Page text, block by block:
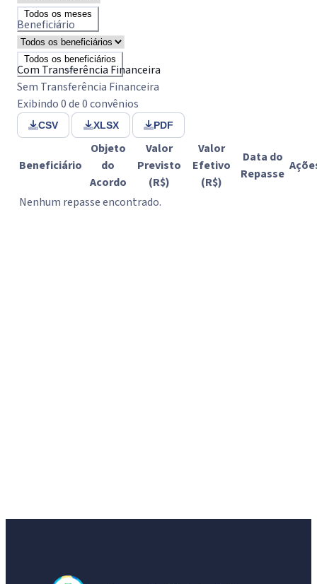
Todos os meses
Beneficiário
Todos os beneficiários
Com Transferência Financeira
Sem Transferência Financeira
Exibindo 0 de 0 convênios
CSV XLSX PDF
Beneficiário
Objeto
do
Acordo
Valor
Previsto
(R$)
Valor
Efetivo
(R$)
Data do
Repasse
Nenhum repasse encontrado.